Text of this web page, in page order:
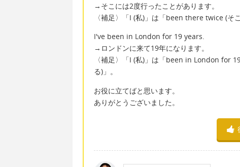
→そこには2度行ったことがあります。
〈補足〉「I (私)」は「been there twice (そ
I've been in London for 19 years.
→ロンドンに来て19年になります。
〈補足〉「I (私)」は「been in London for
る)」。
お役に立てばと思います。
ありがとうございました。